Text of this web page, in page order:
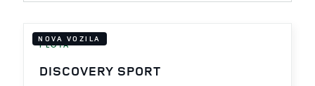
NOVA VOZILA
FLOTA
DISCOVERY SPORT